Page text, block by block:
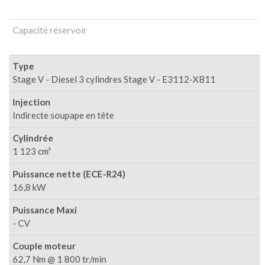
Capacité réservoir
Type
Stage V - Diesel 3 cylindres Stage V - E3112-XB11
Injection
Indirecte soupape en tête
Cylindrée
1 123 cm³
Puissance nette (ECE-R24)
16,8 kW
Puissance Maxi
- CV
Couple moteur
62,7 Nm @ 1 800 tr/min